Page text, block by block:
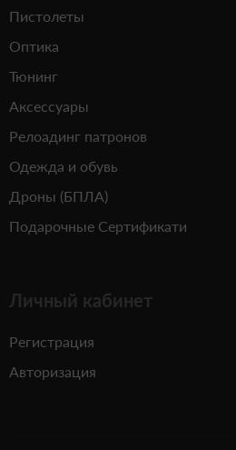
Пистолеты
Оптика
Тюнинг
Аксессуары
Релоадинг патронов
Одежда и обувь
Дроны (БПЛА)
Подарочные Сертификати
Личный кабинет
Регистрация
Авторизация